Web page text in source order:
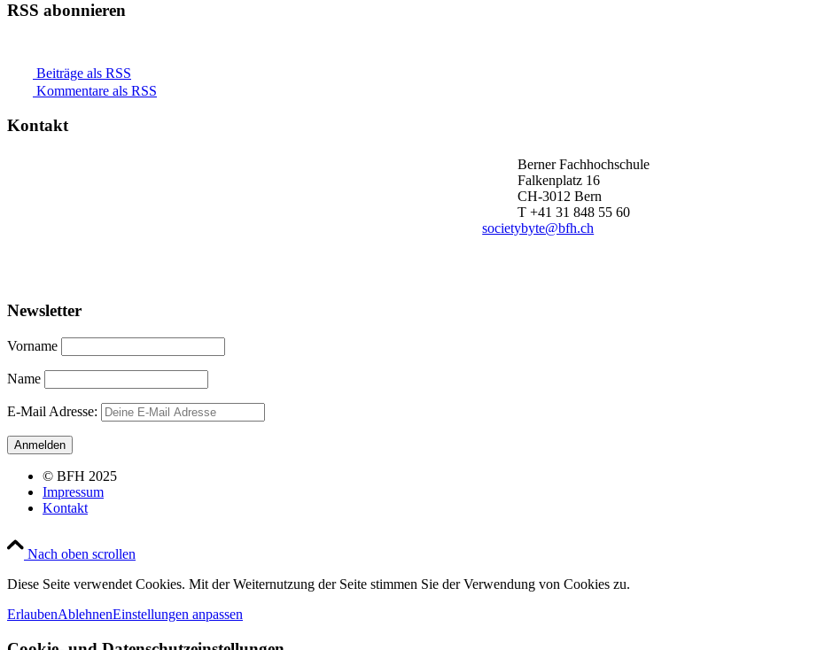
RSS abonnieren
Beiträge als RSS
Kommentare als RSS
Kontakt
Berner Fachhochschule
Falkenplatz 16
CH-3012 Bern
T +41 31 848 55 60
societybyte@bfh.ch
Newsletter
Vorname
Name
E-Mail Adresse:
© BFH 2025
Impressum
Kontakt
Nach oben scrollen
Diese Seite verwendet Cookies. Mit der Weiternutzung der Seite stimmen Sie der Verwendung von Cookies zu.
ErlaubenAblehnenEinstellungen anpassen